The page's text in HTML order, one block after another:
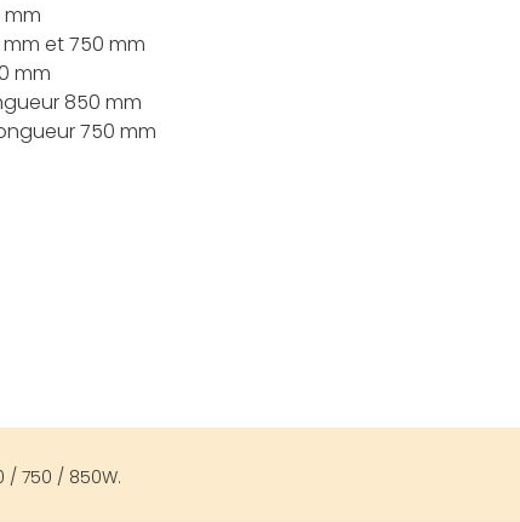
mm
et 750 mm
mm
850 mm
750 mm
750 / 850W.